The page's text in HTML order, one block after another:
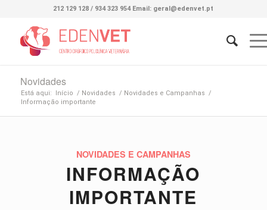
212 129 128 / 934 323 954 Email: geral@edenvet.pt
Novidades
Está aqui: Início / Novidades / Novidades e Campanhas /
Informação importante
NOVIDADES E CAMPANHAS
INFORMAÇÃO
IMPORTANTE